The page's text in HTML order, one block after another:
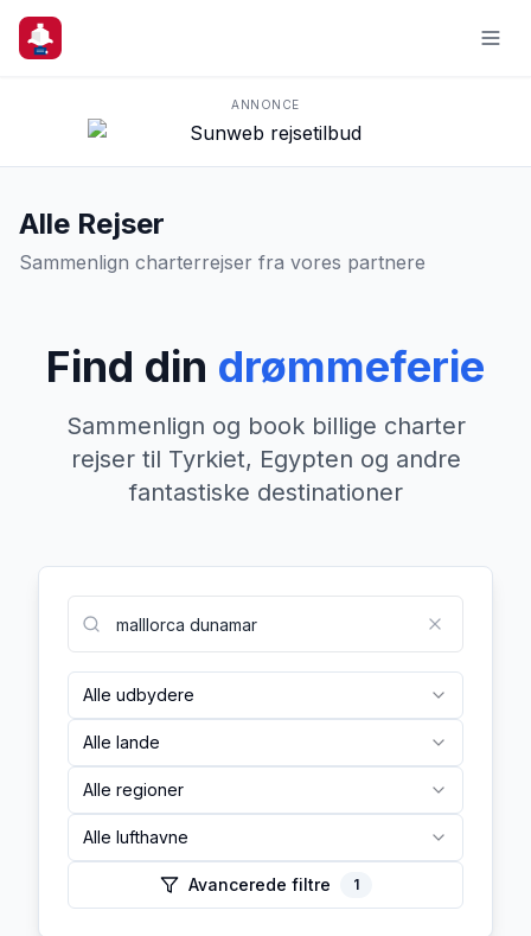
ANNONCE
Alle Rejser
Sammenlign charterrejser fra vores partnere
Find din drømmeferie
Sammenlign og book billige charter
rejser til Tyrkiet, Egypten og andre
fantastiske destinationer
Alle udbydere
Alle lande
Alle regioner
Alle lufthavne
Avancerede filtre 1